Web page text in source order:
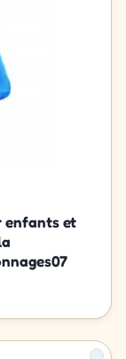
enfants et